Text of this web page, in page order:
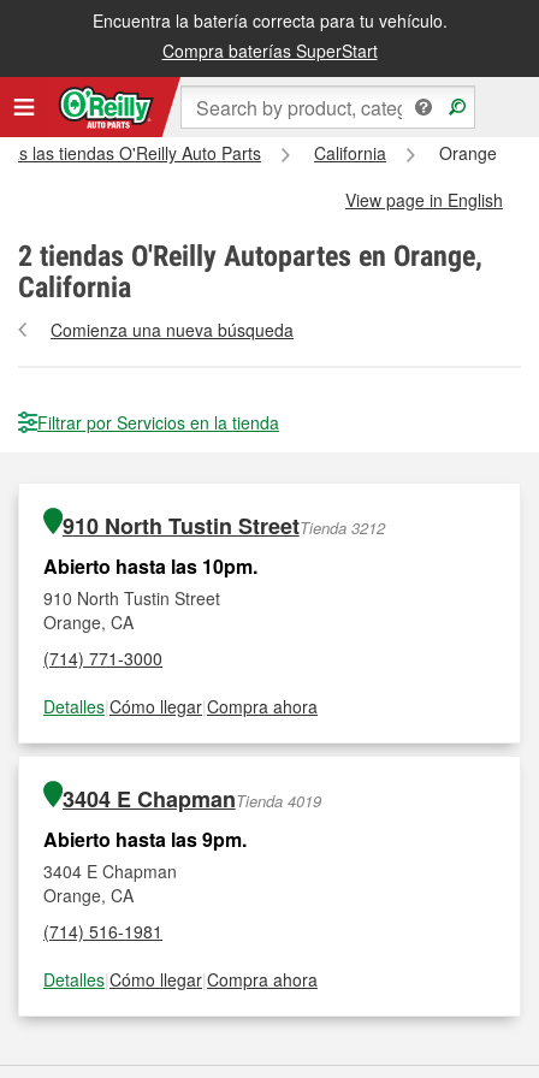
Encuentra la batería correcta para tu vehículo.
Compra baterías SuperStart
las tiendas O'Reilly Auto Parts California
Orange
View page in English
2 tiendas O'Reilly Autopartes en Orange,
California
Comienza una nueva búsqueda
Filtrar por Servicios en la tienda
910 North Tustin StreetTienda 3212
Abierto hasta las 10pm.
910 North Tustin Street
Orange, CA
(714) 771-3000
Detalles|Cómo llegar|Compra ahora
3404 E ChapmanTienda 4019
Abierto hasta las 9pm.
3404 E Chapman
Orange, CA
(714) 516-1981
Detalles|Cómo llegar|Compra ahora